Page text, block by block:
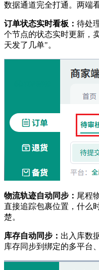
数据通道完全打通。两端
订单状态实时看板： 待处
个节点的状态实时更新，
天发了几单"。
物流轨迹自动同步： 尾程
直接追踪包裹位置，什么
楚。
库存自动同步： 出入库数
库存同步到绑定的多平台